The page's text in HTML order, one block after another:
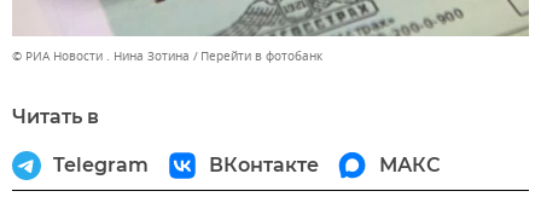
© РИА Новости . Нина Зотина Перейти в фотобанк
Читать в
Telegram ВКонтакте МАКС